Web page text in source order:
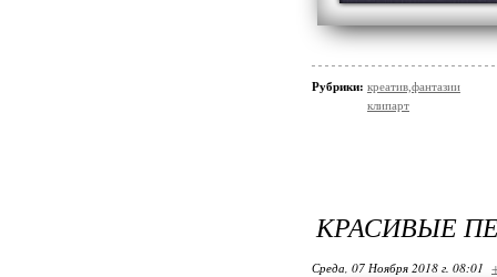
Рубрики: креатив,фантазии
клипарт
КРАСИВЫЕ
Среда, 07 Ноября 2018 г. 08:01